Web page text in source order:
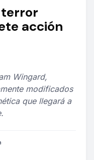
terror
acción
Wingard,
modificados
que llegará a
·